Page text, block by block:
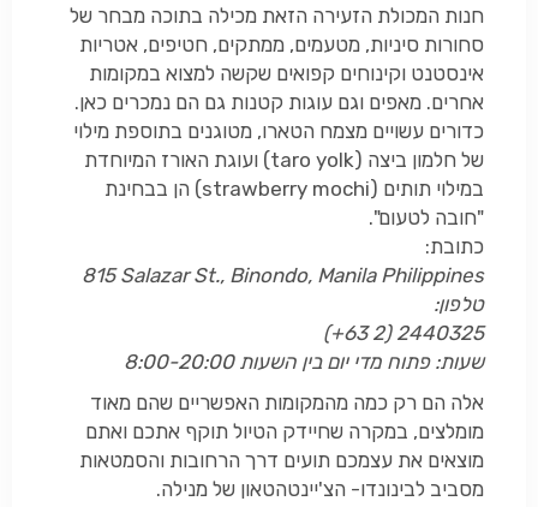
חנות המכולת הזעירה הזאת מכילה בתוכה מבחר של
סחורות סיניות, מטעמים, ממתקים, חטיפים, אטריות
אינסטנט וקינוחים קפואים שקשה למצוא במקומות
אחרים. מאפים וגם עוגות קטנות גם הם נמכרים כאן.
כדורים עשויים מצמח הטארו, מטוגנים בתוספת מילוי
של חלמון ביצה taro yolk)) ועוגת האורז המיוחדת
במילוי תותים (strawberry mochi) הן בבחינת
"חובה לטעום".
כתובת:
815 Salazar St., Binondo, Manila Philippines
טלפון:
(+63 2) 2440325
שעות: פתוח מדי יום בין השעות 8:00-20:00
אלה הם רק כמה מהמקומות האפשריים שהם מאוד
מומלצים, במקרה שחיידק הטיול תוקף אתכם ואתם
מוצאים את עצמכם תועים דרך הרחובות והסמטאות
מסביב לבינונדו- הצ'יינטהטאון של מנילה.